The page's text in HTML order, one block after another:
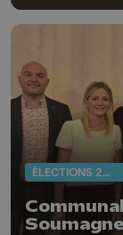
ÉLECTIONS 2024